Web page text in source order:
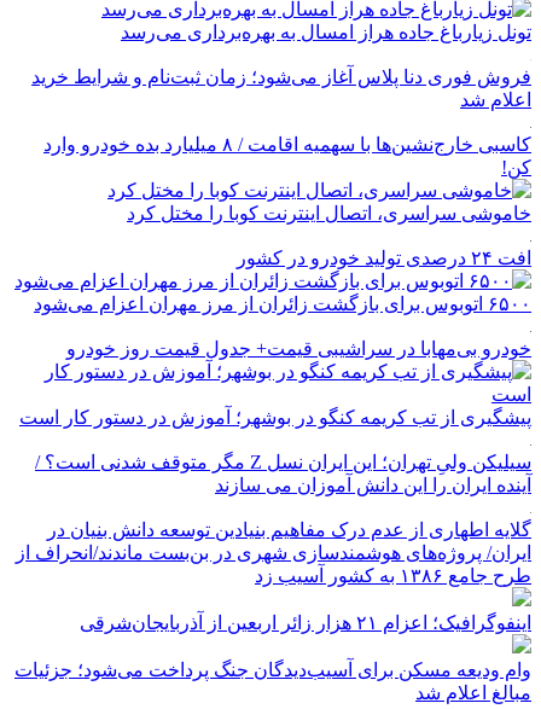
تونل زیارباغ جاده هراز امسال به بهره‌برداری می‌رسد
فروش فوری دنا پلاس آغاز می‌شود؛ زمان ثبت‌نام و شرایط خرید
اعلام شد
کاسبی خارج‌نشین‌ها با سهمیه اقامت / ۸ میلیارد بده خودرو وارد
کن!
خاموشی سراسری، اتصال اینترنت کوبا را مختل کرد
افت ۲۴ درصدی تولید خودرو در کشور
۶۵۰۰ اتوبوس برای بازگشت زائران از مرز مهران اعزام می‌شود
خودرو بی‌مهابا در سراشیبی قیمت+ جدول قیمت روز خودرو
پیشگیری از تب کریمه کنگو در بوشهر؛ آموزش در دستور کار است
سیلیکن ولیِ تهران؛ این ایران نسل Z مگر متوقف شدنی است؟ /
آینده ایران را این دانش آموزان می سازند
گلایه اطهاری از عدم درک مفاهیم بنیادین توسعه دانش بنیان در
ایران/ پروژه‌های هوشمندسازی شهری در بن‌بست ماندند/انحراف از
طرح جامع ۱۳۸۶ به کشور آسیب زد
اینفوگرافیک؛ اعزام ۲۱ هزار زائر اربعین از آذربایجان‌شرقی
وام ودیعه مسکن برای آسیب‌دیدگان جنگ پرداخت می‌شود؛ جزئیات
مبالغ اعلام شد